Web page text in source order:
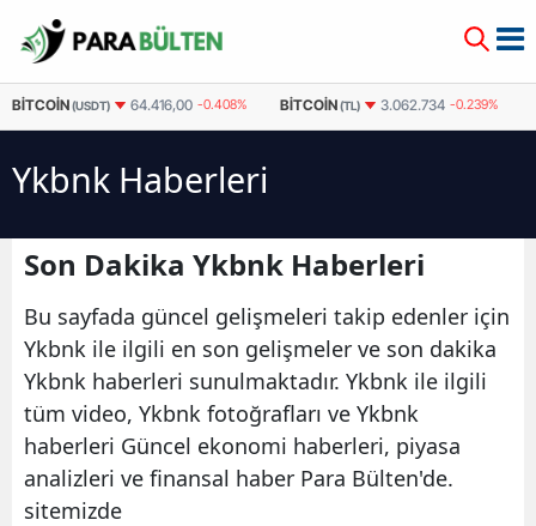
BITCOIN(USDT) 64.416,00 -0.408% BITCOIN(TL) 3.062.734 -0.239%
Ykbnk Haberleri
Son Dakika Ykbnk Haberleri
Bu sayfada güncel gelişmeleri takip edenler için
Ykbnk ile ilgili en son gelişmeler ve son dakika
Ykbnk haberleri sunulmaktadır. Ykbnk ile ilgili
tüm video, Ykbnk fotoğrafları ve Ykbnk
haberleri Güncel ekonomi haberleri, piyasa
analizleri ve finansal haber Para Bülten'de.
sitemizde